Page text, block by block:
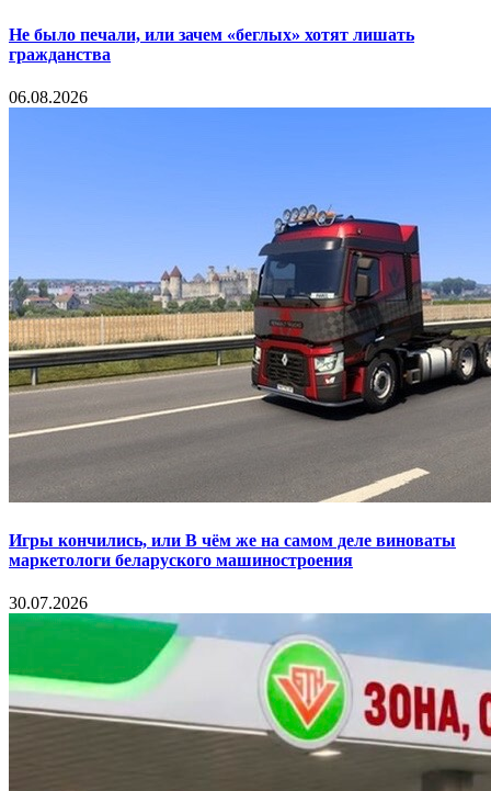
Не было печали, или зачем «беглых» хотят лишать
гражданства
06.08.2026
Игры кончились, или В чём же на самом деле виноваты
маркетологи беларуского машиностроения
30.07.2026